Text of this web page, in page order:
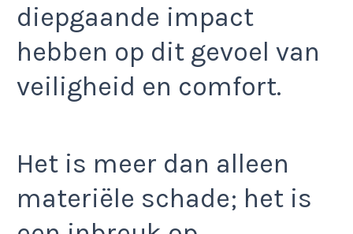
diepgaande impact
hebben op dit gevoel van
veiligheid en comfort.
Het is meer dan alleen
materiële schade; het is